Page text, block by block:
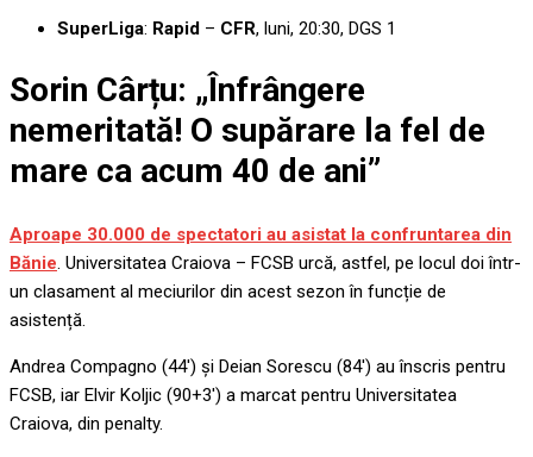
SuperLiga: Rapid – CFR, luni, 20:30, DGS 1
Sorin Cârțu: „Înfrângere
nemeritată! O supărare la fel de
mare ca acum 40 de ani”
Aproape 30.000 de spectatori au asistat la confruntarea din
Bănie. Universitatea Craiova – FCSB urcă, astfel, pe locul doi într-
un clasament al meciurilor din acest sezon în funcție de
asistență.
Andrea Compagno (44′) și Deian Sorescu (84′) au înscris pentru
FCSB, iar Elvir Koljic (90+3′) a marcat pentru Universitatea
Craiova, din penalty.